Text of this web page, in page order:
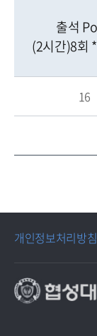
출석
(2시간)8회
16
개인정보처리방침